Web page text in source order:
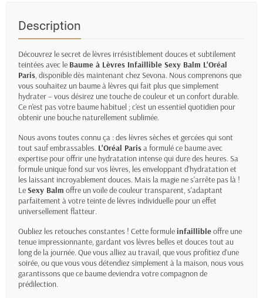
Description
Découvrez le secret de lèvres irrésistiblement douces et subtilement
teintées avec le Baume à Lèvres Infaillible Sexy Balm L'Oréal
Paris, disponible dès maintenant chez Sevona. Nous comprenons que
vous souhaitez un baume à lèvres qui fait plus que simplement
hydrater – vous désirez une touche de couleur et un confort durable.
Ce n'est pas votre baume habituel ; c'est un essentiel quotidien pour
obtenir une bouche naturellement sublimée.
Nous avons toutes connu ça : des lèvres sèches et gercées qui sont
tout sauf embrassables. L'Oréal Parisa formulé ce baume avec
expertise pour offrir une hydratation intense qui dure des heures. Sa
formule unique fond sur vos lèvres, les enveloppant d'hydratation et
les laissant incroyablement douces. Mais la magie ne s'arrête pas là !
LeSexy Balm offre un voile de couleur transparent, s'adaptant
parfaitement à votre teinte de lèvres individuelle pour un effet
universellement flatteur.
Oubliez les retouches constantes ! Cette formuleinfaillibleoffre une
tenue impressionnante, gardant vos lèvres belles et douces tout au
long de la journée. Que vous alliez au travail, que vous profitiez d'une
soirée, ou que vous vous détendiez simplement à la maison, nous vous
garantissons que ce baume deviendra votre compagnon de
prédilection.